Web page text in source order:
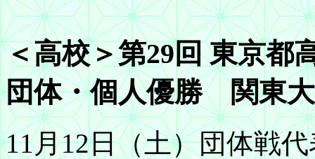
＜高校＞第29回 東京
団体・個人優勝 関東
11月12日（土）団体戦